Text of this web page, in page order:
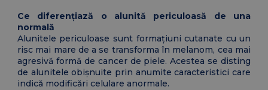
Ce diferențiază o alunită periculoasă de una
normală
Alunitele periculoase sunt formațiuni cutanate cu un
risc mai mare de a se transforma în melanom, cea mai
agresivă formă de cancer de piele. Acestea se disting
de alunitele obișnuite prin anumite caracteristici care
indică modificări celulare anormale.